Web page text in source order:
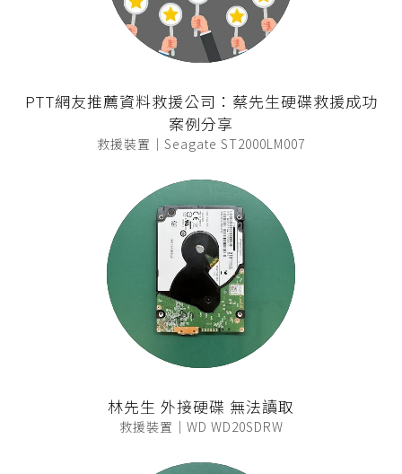
PTT網友推薦資料救援公司：蔡先生硬碟救援成功
案例分享
救援裝置｜Seagate ST2000LM007
林先生 外接硬碟 無法讀取
救援裝置｜WD WD20SDRW